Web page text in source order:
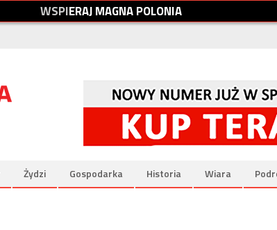
WSPIERAJMAGNAPOLONIA
Żydzi Gospodarka Historia Wiara